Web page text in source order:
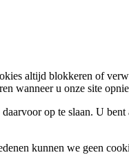
altijd blokkeren of
wanneer u onze site
op te slaan. U
kunnen we geen